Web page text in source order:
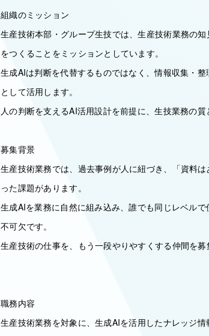
組織のミッション
生産技術本部・グループ生技では、生産技術業務の
をつくることをミッションとしています。
生成AIは判断を代替するものではなく、情報収集・
として活用します。
人の判断を支えるAI活用設計を前提に、生技業務の質
募集背景
生産技術業務では、過去事例が人に紐づき、「資料
った課題があります。
生成AIを業務に自然に組み込み、誰でも同じレベル
不可欠です。
生産技術の仕事を、もう一段やりやすくする仲間を募
職務内容
生産技術業務を対象に、生成AIを活用したナレッジ